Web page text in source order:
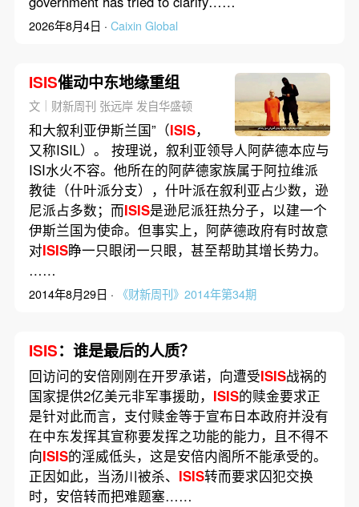
2026年8月4日 · Caixin Global
ISIS催动中东地缘重组
文｜财新周刊 张远岸 发自华盛顿
和大叙利亚伊斯兰国”（ISIS，
又称ISIL）。 按理说，叙利亚领导人阿萨德本应与
ISI水火不容。他所在的阿萨德家族属于阿拉维派
教徒（什叶派分支），什叶派在叙利亚占少数，逊
尼派占多数；而ISIS是逊尼派狂热分子，以建一个
伊斯兰国为使命。但事实上，阿萨德政府有时故意
对ISIS睁一只眼闭一只眼，甚至帮助其增长势力。
……
2014年8月29日 · 《财新周刊》2014年第34期
ISIS：谁是最后的人质？
回访问的安倍刚刚在开罗承诺，向遭受ISIS战祸的
国家提供2亿美元非军事援助， ISIS的赎金要求正
是针对此而言，支付赎金等于宣布日本政府并没有
在中东发挥其宣称要发挥之功能的能力，且不得不
向ISIS的淫威低头，这是安倍内阁所不能承受的。
正因如此，当汤川被杀、 ISIS转而要求囚犯交换
时，安倍转而把难题塞……